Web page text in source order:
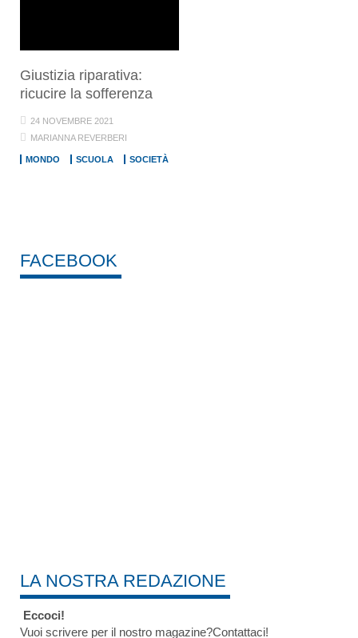
Giustizia riparativa:
ricucire la sofferenza
24 NOVEMBRE 2021
MARIANNA REVERBERI
MONDO SCUOLA SOCIETÀ
FACEBOOK
LA NOSTRA REDAZIONE
Eccoci!
Vuoi scrivere per il nostro magazine?Contattaci!